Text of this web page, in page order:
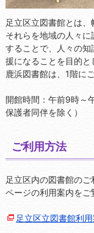
足立区立図書館とは、
それらを地域の人々
することで、人々の
援になることを目的と
鹿浜図書館は、1階に
開館時間：午前9時～
保護者同伴を除く）
ご利用方法
足立区内の図書館の
ページの利用案内をご
足立区立図書館利